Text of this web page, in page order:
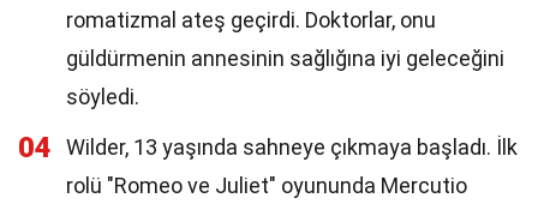
romatizmal ateş geçirdi. Doktorlar, onu
güldürmenin annesinin sağlığına iyi geleceğini
söyledi.
04
Wilder, 13 yaşında sahneye çıkmaya başladı. İlk
rolü "Romeo ve Juliet" oyununda Mercutio